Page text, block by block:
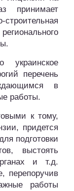
принимает
перечень
в
работы.
к тому,
придется
подготовки
выстоять
и т.д.
перепоручив
работы